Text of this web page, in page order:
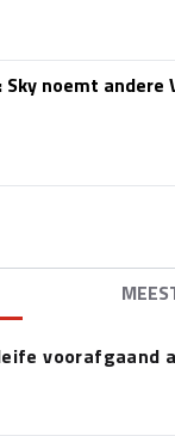
noemt
voorafgaand